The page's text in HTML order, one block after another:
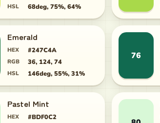
HSL 68deg, 75%, 64%
Emerald
HEX #247C4A
RGB 36, 124, 74
HSL 146deg, 55%, 31%
76
Pastel Mint
HEX #BDF0C2